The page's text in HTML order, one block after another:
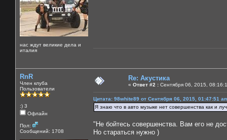
нас ждут великие дела и
италия
RnR
Член клуба
Пользователи
:) 3
Офлайн
Пол:
Сообщений: 1708
Re: Акустика
« Ответ #2 : Сентября 06, 2015,
Цитата: 98white89 от Сентября 06, 2015, 01:47:51
Я знаю что в авто музыке нет совершенства как и
"Не бойтесь совершенства. Вам его не
Но стараться нужно )